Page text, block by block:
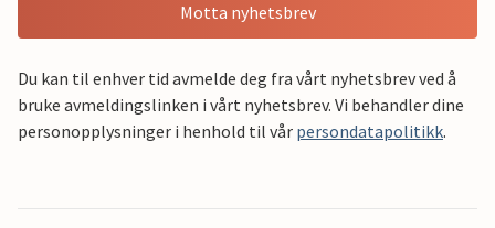
Motta nyhetsbrev
Du kan til enhver tid avmelde deg fra vårt nyhetsbrev ved å
bruke avmeldingslinken i vårt nyhetsbrev. Vi behandler dine
personopplysninger i henhold til vår persondatapolitikk.